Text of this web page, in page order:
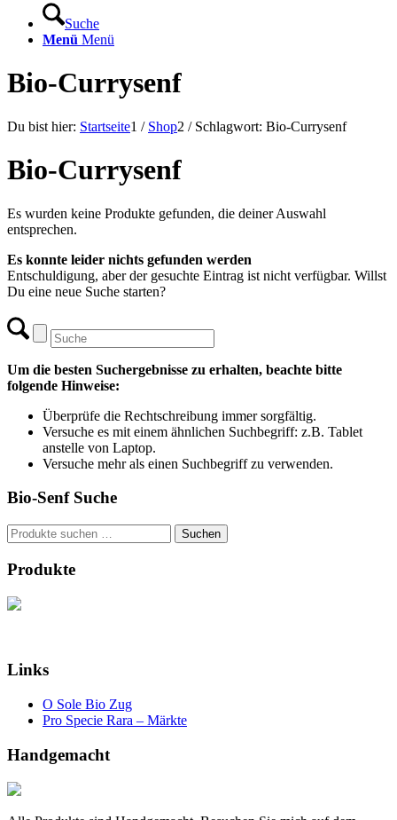
Suche
Menü Menü
Bio-Currysenf
Du bist hier: Startseite1 / Shop2 / Schlagwort: Bio-Currysenf
Bio-Currysenf
Es wurden keine Produkte gefunden, die deiner Auswahl
entsprechen.
Es konnte leider nichts gefunden werden
Entschuldigung, aber der gesuchte Eintrag ist nicht verfügbar. Willst
Du eine neue Suche starten?
Um die besten Suchergebnisse zu erhalten, beachte bitte
folgende Hinweise:
Überprüfe die Rechtschreibung immer sorgfältig.
Versuche es mit einem ähnlichen Suchbegriff: z.B. Tablet
anstelle von Laptop.
Versuche mehr als einen Suchbegriff zu verwenden.
Bio-Senf Suche
Suchen
nach:
Suchen
Produkte
Links
O Sole Bio Zug
Pro Specie Rara – Märkte
Handgemacht